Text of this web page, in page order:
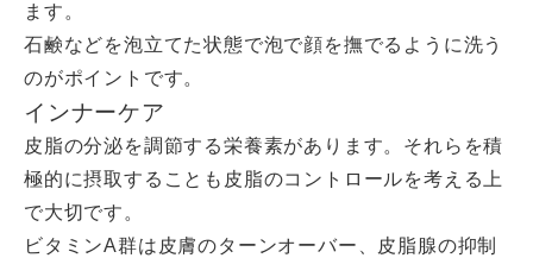
ます。
石鹸などを泡立てた状態で泡で顔を撫でるように洗う
のがポイントです。
インナーケア
皮脂の分泌を調節する栄養素があります。それらを積
極的に摂取することも皮脂のコントロールを考える上
で大切です。
ビタミンA群は皮膚のターンオーバー、皮脂腺の抑制